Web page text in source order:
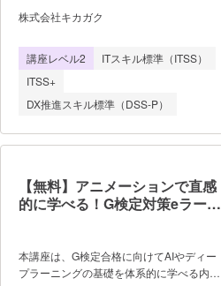
確認や学習にご活用頂けます。G 検定合格
を目指す方、AI に対する理解度を確認し
【スケジュール】 ▪AI とは ・AI の
定義 ・AI の歴史 ・AI の動向（探
現） ・機械学習・深層学習 ・AI
計 ▪機械学習の手法 ・教師あり学
習 ・モデルの評価 ▪ディープラー
ニングの概要 ・ニューラルネットワ
ークとディープラーニング ・ディー
の最適化 ・さらなるテクニック ▪
ディープラーニングの手法 ・
株式会社キカガク
講座レベル2
ITスキル標準（ITSS）
ITSS+
DX推進スキル標準（DSS-P）
【無料】アニメーションで直感
的に学べる！G検定対策eラーニ
本講座は、G検定合格に向けてAIやディー
プラーニングの基礎を体系的に学べる内容